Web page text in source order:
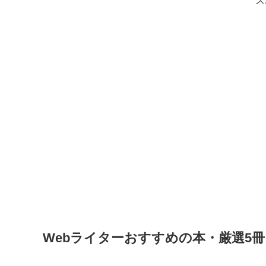
Webライターおすすめの本・厳選5冊